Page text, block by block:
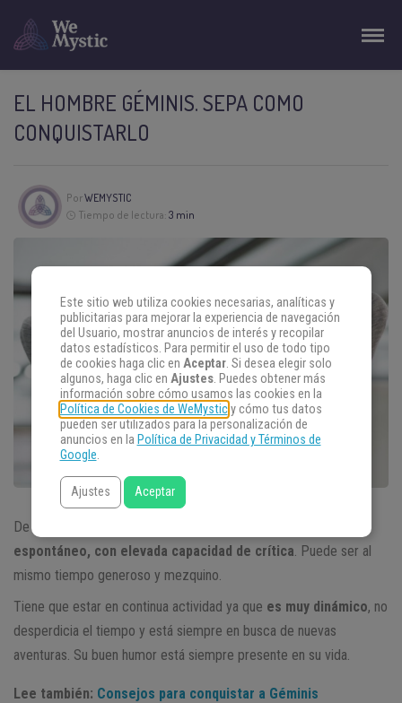
EL HOMBRE GÉMINIS. SEPA COMO
CONQUISTARLO
PorWEMYSTIC
Tiempo de lectura: 3 min
De carácter cambiante, el
espontáneo, con elevada capacidad de crítica . Puede ser al
mismo tiempo generoso y mezquino.
Tiene que estar en continua actividad ya que es muy dinámico, no
desperdicia el tiempo y está siempre en busca de nuevas
aventuras. Su buen humor está siempre presente en su vida.
Lee también: Consejos para conquistar a Géminis
Este sitio web utiliza cookies necesarias, analíticas y
publicitarias para mejorar la experiencia de navegación
del Usuario, mostrar anuncios de interés y recopilar
datos estadísticos. Para permitir el uso de todo tipo
de cookies haga clic en Aceptar. Si desea elegir solo
algunos, haga clic en Ajustes. Puedes obtener más
información sobre cómo usamos las cookies en la
Política de Cookies de WeMysticy cómo tus datos
pueden ser utilizados para la personalización de
anuncios en la Política de Privacidad y Términos de
Google.
Ajustes Aceptar